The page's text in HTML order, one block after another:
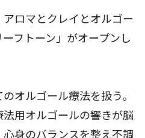
ロマとクレイとオルゴー
フトーン」がオープンし
オルゴール療法を扱う。
用オルゴールの響きが脳
身のバランスを整え不調